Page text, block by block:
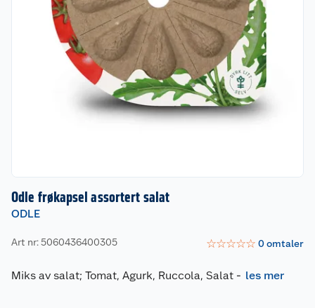
Odle frøkapsel assortert salat
ODLE
Art nr: 5060436400305 ☆☆☆☆☆ 0omtaler
Miks av salat; Tomat, Agurk, Ruccola, Salat - les mer